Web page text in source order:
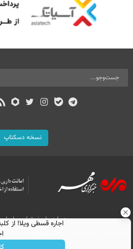
نسخه دسکتاپ
درباره ما تماس با ما
is licensed under a Creative Commons
4.0 International License.